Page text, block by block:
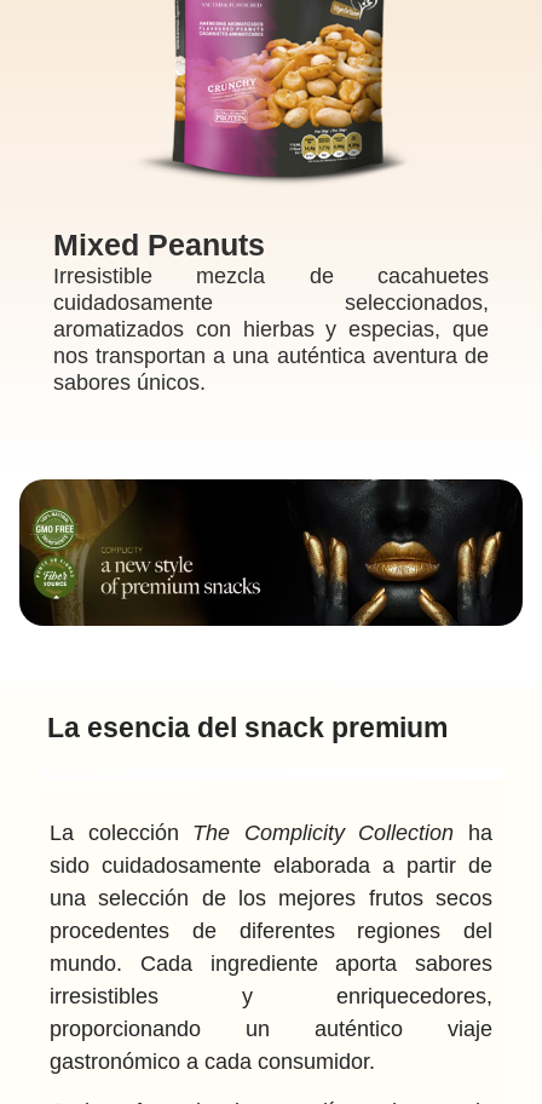
Mixed Peanuts
Irresistible mezcla de cacahuetes
cuidadosamente seleccionados,
aromatizados con hierbas y especias, que
nos transportan a una auténtica aventura de
sabores únicos.
La esencia del snack premium
La colección The Complicity Collection ha
sido cuidadosamente elaborada a partir de
una selección de los mejores frutos secos
procedentes de diferentes regiones del
mundo. Cada ingrediente aporta sabores
irresistibles y enriquecedores,
proporcionando un auténtico viaje
gastronómico a cada consumidor.